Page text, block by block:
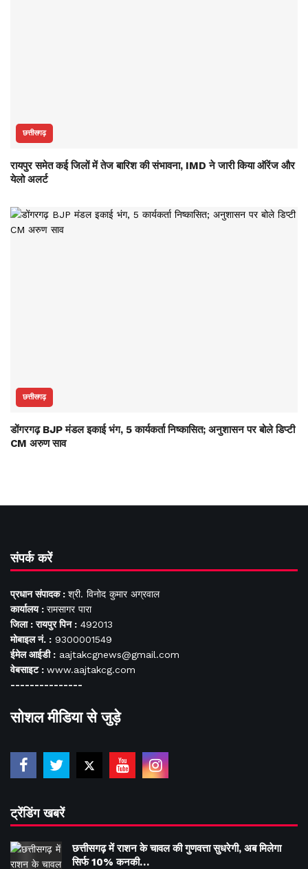
छत्तीसगढ़
रायपुर समेत कई जिलों में तेज बारिश की संभावना, IMD ने जारी किया ऑरेंज और
येलो अलर्ट
छत्तीसगढ़
डोंगरगढ़ BJP मंडल इकाई भंग, 5 कार्यकर्ता निष्कासित; अनुशासन पर बोले डिप्टी
CM अरुण साव
संपर्क करें
प्रधान संपादक : श्री. विनोद कुमार अग्रवाल
कार्यालय : रामसागर पारा
जिला : रायपुर पिन : 492013
मोबाइल नं. : 9300001549
ईमेल आईडी : aajtakcgnews@gmail.com
वेबसाइट : www.aajtakcg.com
---------------
सोशल मीडिया से जुड़े
ट्रेंडिंग खबरें
छत्तीसगढ़ में राशन के चावल की गुणवत्ता सुधरेगी, अब मिलेगा
सिर्फ 10% कनकी…